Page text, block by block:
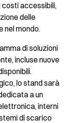
costi accessibili,
delle
nel mondo.
di soluzioni
incluse nuove
lo stand sarà
a un
interni
di scarico